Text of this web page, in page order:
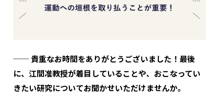
── 貴重なお時間をありがとうございました！最後
に、江間准教授が着目していることや、おこなってい
きたい研究についてお聞かせいただけませんか。